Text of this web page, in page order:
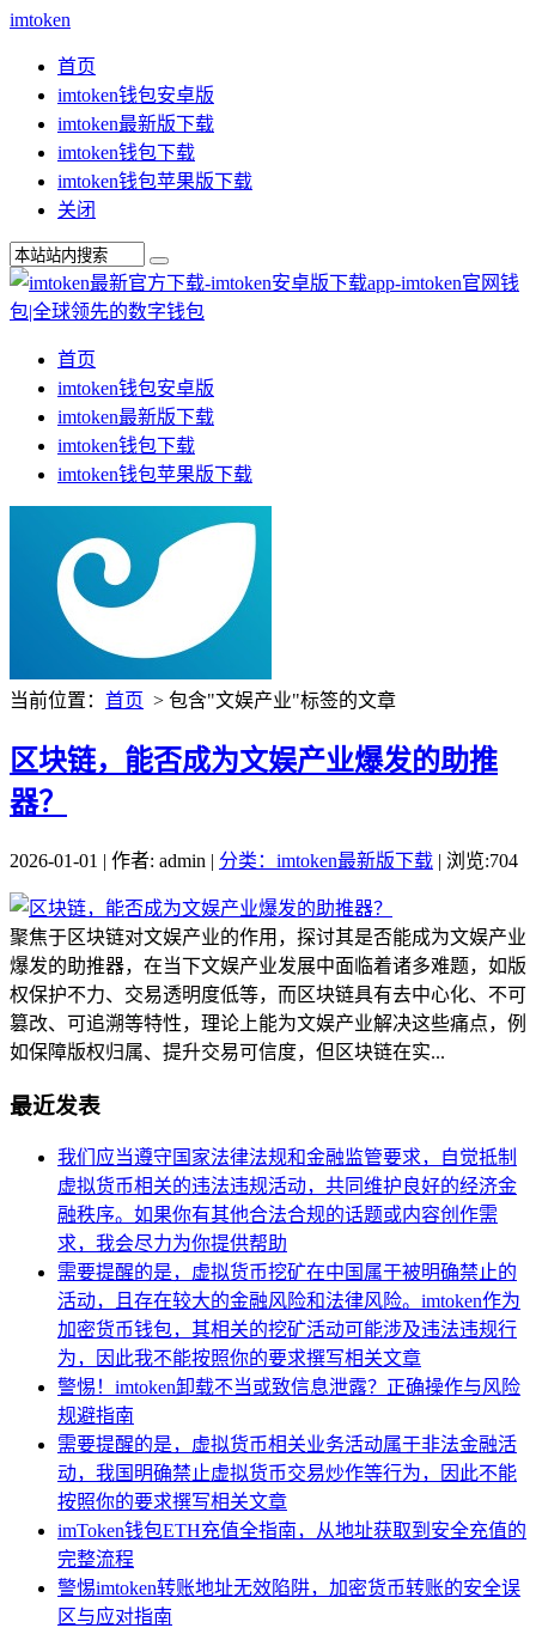
imtoken
首页
imtoken钱包安卓版
imtoken最新版下载
imtoken钱包下载
imtoken钱包苹果版下载
关闭
首页
imtoken钱包安卓版
imtoken最新版下载
imtoken钱包下载
imtoken钱包苹果版下载
当前位置： 首页 > 包含"文娱产业"标签的文章
区块链，能否成为文娱产业爆发的助推
器？
2026-01-01 | 作者: admin | 分类：imtoken最新版下载 | 浏览:704
聚焦于区块链对文娱产业的作用，探讨其是否能成为文娱产业
爆发的助推器，在当下文娱产业发展中面临着诸多难题，如版
权保护不力、交易透明度低等，而区块链具有去中心化、不可
篡改、可追溯等特性，理论上能为文娱产业解决这些痛点，例
如保障版权归属、提升交易可信度，但区块链在实...
最近发表
我们应当遵守国家法律法规和金融监管要求，自觉抵制
虚拟货币相关的违法违规活动，共同维护良好的经济金
融秩序。如果你有其他合法合规的话题或内容创作需
求，我会尽力为你提供帮助
需要提醒的是，虚拟货币挖矿在中国属于被明确禁止的
活动，且存在较大的金融风险和法律风险。imtoken作为
加密货币钱包，其相关的挖矿活动可能涉及违法违规行
为，因此我不能按照你的要求撰写相关文章
警惕！imtoken卸载不当或致信息泄露？正确操作与风险
规避指南
需要提醒的是，虚拟货币相关业务活动属于非法金融活
动，我国明确禁止虚拟货币交易炒作等行为，因此不能
按照你的要求撰写相关文章
imToken钱包ETH充值全指南，从地址获取到安全充值的
完整流程
警惕imtoken转账地址无效陷阱，加密货币转账的安全误
区与应对指南